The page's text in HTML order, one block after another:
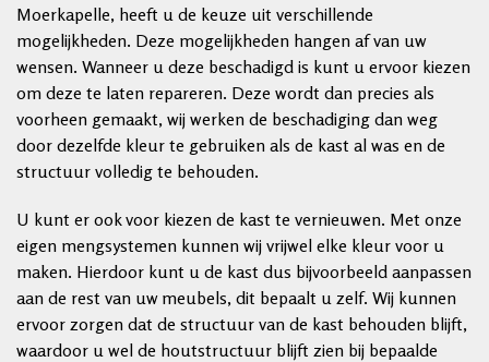
Moerkapelle, heeft u de keuze uit verschillende
mogelijkheden. Deze mogelijkheden hangen af van uw
wensen. Wanneer u deze beschadigd is kunt u ervoor kiezen
om deze te laten repareren. Deze wordt dan precies als
voorheen gemaakt, wij werken de beschadiging dan weg
door dezelfde kleur te gebruiken als de kast al was en de
structuur volledig te behouden.
U kunt er ook voor kiezen de kast te vernieuwen. Met onze
eigen mengsystemen kunnen wij vrijwel elke kleur voor u
maken. Hierdoor kunt u de kast dus bijvoorbeeld aanpassen
aan de rest van uw meubels, dit bepaalt u zelf. Wij kunnen
ervoor zorgen dat de structuur van de kast behouden blijft,
waardoor u wel de houtstructuur blijft zien bij bepaalde